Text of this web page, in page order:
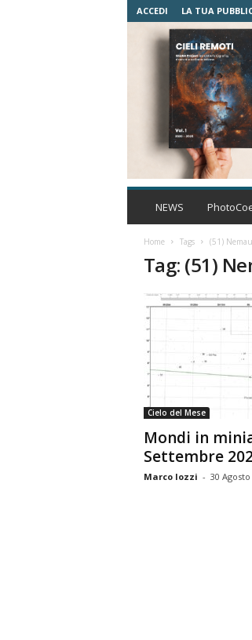
ACCEDI LA TUA
NEWS
Home Tags (51)
Tag: (51)
Cielo del Mese
Mondi in
Settembre
Marco Iozzi - 30 Agosto